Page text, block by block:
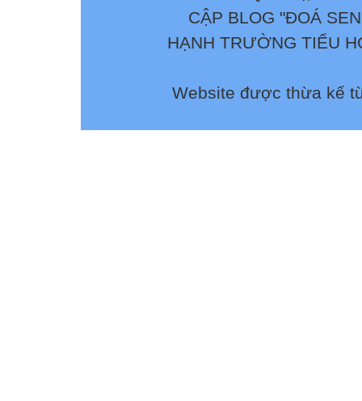
CẬP BLOG "ĐOÁ
HẠNH TRƯỜNG TIỂU
Website được thừa kế